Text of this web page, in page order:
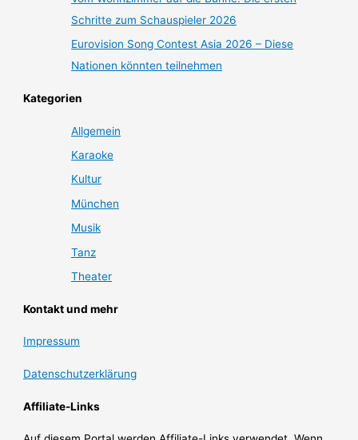
Schritte zum Schauspieler 2026
Eurovision Song Contest Asia 2026 – Diese
Nationen könnten teilnehmen
Kategorien
Allgemein
Karaoke
Kultur
München
Musik
Tanz
Theater
Kontakt und mehr
Impressum
Datenschutzerklärung
Affiliate-Links